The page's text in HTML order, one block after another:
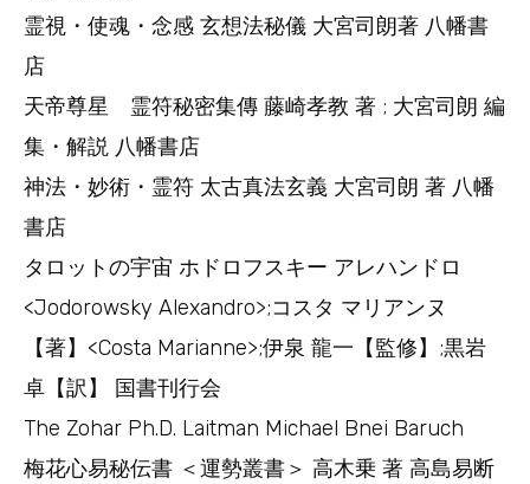
霊視・使魂・念感 玄想法秘儀 大宮司朗著 八幡書
店
天帝尊星 霊符秘密集傳 藤崎孝教 著 ; 大宮司朗 編
集・解説 八幡書店
神法・妙術・霊符 太古真法玄義 大宮司朗 著 八幡
書店
タロットの宇宙 ホドロフスキー アレハンドロ
<Jodorowsky Alexandro>;コスタ マリアンヌ
【著】<Costa Marianne>;伊泉 龍一【監修】;黒岩
卓【訳】 国書刊行会
The Zohar Ph.D. Laitman Michael Bnei Baruch
梅花心易秘伝書 ＜運勢叢書＞ 高木乗 著 高島易断